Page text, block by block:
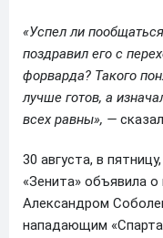
«Успел ли
поздравил его с
форварда? Такого
лучше готов, а
всех равны», —
30 августа, в
«Зенита» объявила
Александром
нападающим